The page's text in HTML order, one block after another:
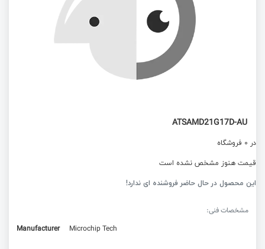
ATSAMD21G17D-AU
در 0 فروشگاه
قیمت هنوز مشخص نشده است
این محصول در حال حاضر فروشنده ای ندارد!
مشخصات فنی:
Manufacturer
Microchip Tech